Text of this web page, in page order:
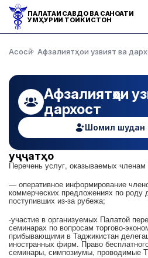
ПАЛАТАИ САВДО ВА САНОАТИ
ҶУМҲУРИИ ТОҶИКИСТОН
Асосӣ Афзалиятҳои узвият ва
Афзалиятҳои
дархост
Шомил шудан
Ҳуҷҷатҳо
Перечень услуг, оказываемых
— оперативное информирование
коммерческих предложениях по роду
поступивших из-за рубежа;
-участие в организуемых Палатой
семинарах по вопросам торгово-
прибывающими в Таджикистан
иностранных фирм. Право
семинары, симпозиумы, проводимые